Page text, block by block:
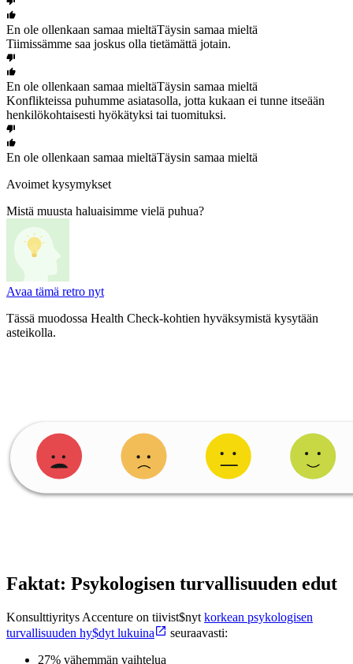
En ole ollenkaan samaa mieltäTäysin samaa mieltä
Tiimissämme saa joskus olla tietämättä jotain.
En ole ollenkaan samaa mieltäTäysin samaa mieltä
Konflikteissa puhumme asiatasolla, jotta kukaan ei tunne itseään
henkilökohtaisesti hyökätyksi tai tuomituksi.
En ole ollenkaan samaa mieltäTäysin samaa mieltä
Avoimet kysymykset
Mistä muusta haluaisimme vielä puhua?
Avaa tämä retro nyt
Tässä muodossa Health Check-kohtien hyväksymistä kysytään
asteikolla.
Faktat: Psykologisen turvallisuuden edut
Konsulttiyritys Accenture on tiivist$nyt korkean psykologisen
turvallisuuden hy$dyt lukuina
seuraavasti:
27% vähemmän vaihtelua